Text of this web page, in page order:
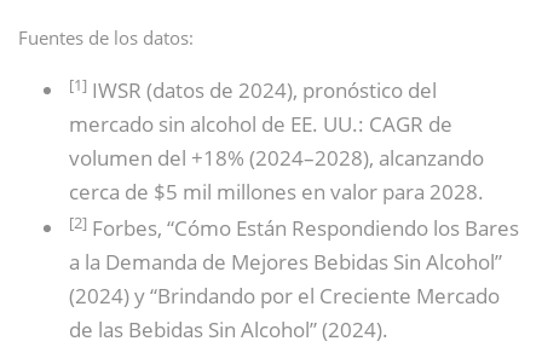
Fuentes de los datos:
[1] IWSR (datos de 2024), pronóstico del
mercado sin alcohol de EE. UU.: CAGR de
volumen del +18% (2024–2028), alcanzando
cerca de $5 mil millones en valor para 2028.
[2] Forbes, “Cómo Están Respondiendo los Bares
a la Demanda de Mejores Bebidas Sin Alcohol”
(2024) y “Brindando por el Creciente Mercado
de las Bebidas Sin Alcohol” (2024).